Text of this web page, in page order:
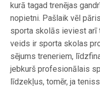
kurā tagad trenējas
nopietni. ­Pašlaik vēl
sporta skolās ieviest arī
veids ir sporta skolas
sējums treneriem,
jebkurš profesionālais
līdzekļus, tomēr, ja